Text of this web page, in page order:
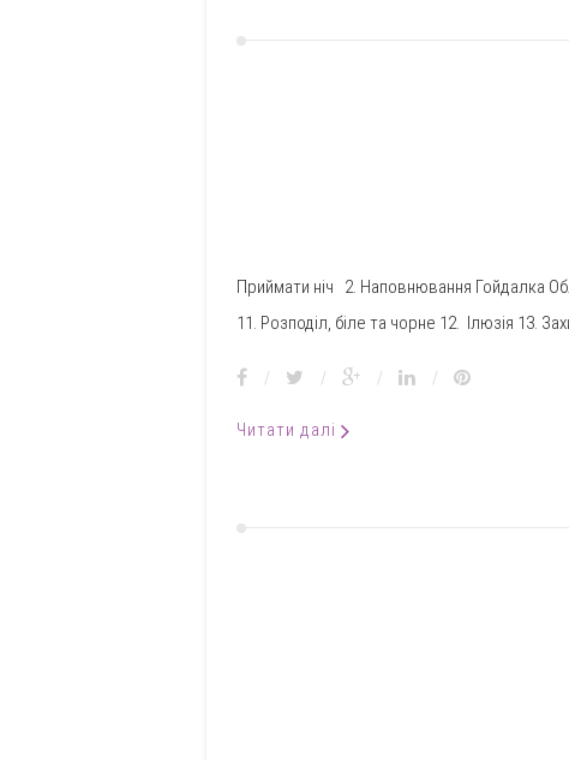
Приймати ніч 2. Наповнювання Гойдалка
11. Розподіл, біле та чорне 12. Ілюзія 13.
/ / / /
Читати далі